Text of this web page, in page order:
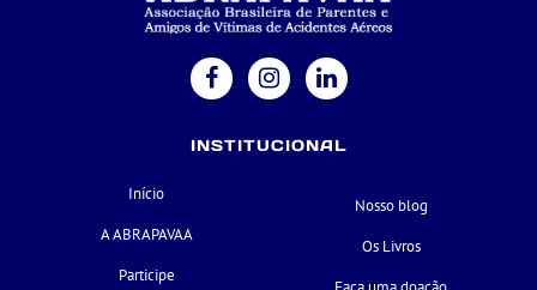
INSTITUCIONAL
Início
A ABRAPAVAA
Participe
Nosso blog
Os Livros